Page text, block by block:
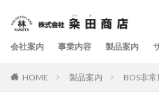
会社案内 事業内容 製品案内
HOME 製品案内 BOS非